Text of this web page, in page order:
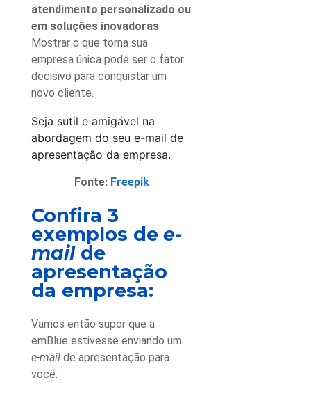
atendimento personalizado ou
em soluções inovadoras.
Mostrar o que torna sua
empresa única pode ser o fator
decisivo para conquistar um
novo cliente.
Seja sutil e amigável na
abordagem do seu e-mail de
apresentação da empresa.
Fonte: Freepik
Confira 3
exemplos de e-
mailde
apresentação
da empresa:
Vamos então supor que a
emBlue estivesse enviando um
e-mail de apresentação para
você: